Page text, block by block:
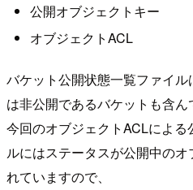
公開オブジェクトキー
オブジェクトACL
バケット公開状態一覧ファイ
は非公開であるバケットも含ん
今回のオブジェクトACLによ
ルにはステータスが公開中の
れていますので、